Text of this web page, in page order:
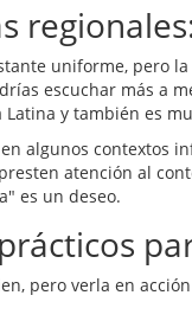
uniforme, pero
escuchar más a
y también es
algunos contextos
atención al
es un deseo.
pero verla en